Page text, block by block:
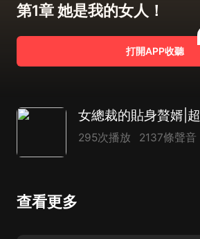
第1章 她是我的女人！
打開APP收聽
295次播放 2137條聲音
查看更多